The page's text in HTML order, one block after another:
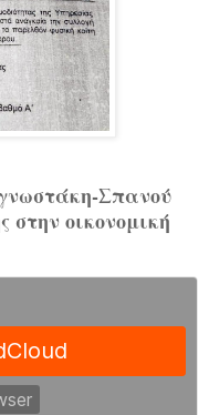
Σπανού
στην οικονομική